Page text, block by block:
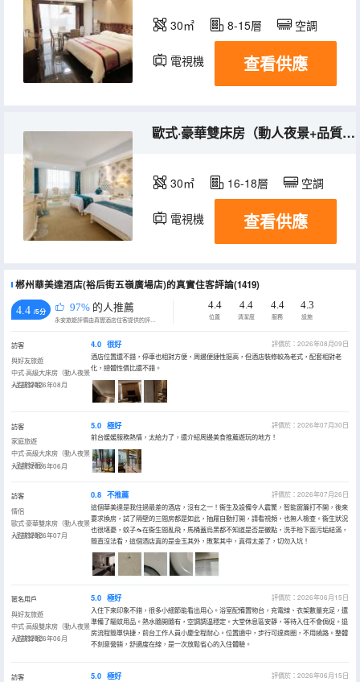
30㎡ 8-15層 空調
電視機 查看供應
歐式·豪華雙床房（動人夜景+品質好眠）
30㎡ 16-18層 空調
電視機 查看供應
郴州華美達酒店(裕后街五嶺廣場店)的真實住客評論(1419)
4.4 /5分 97% 的人推薦
永安旅遊評價由真實酒店住客提供的評價。
4.4
位置
4.4
清潔度
4.4
服務
4.3
設施
訪客
與好友旅遊
中式·高級大床房（動人夜景
+品質好眠）
入住於2026年08月
4.0 很好
評價於：2026年08月09日
酒店位置還不錯，停車也相對方便，周邊便捷性挺高，但酒店裝修較為老式，配套相對老
化，總體性價比還不錯。
訪客
家庭旅遊
中式·高級大床房（動人夜景
+品質好眠）
入住於2026年06月
5.0 極好
評價於：2026年07月30日
前台媛媛服務熱情，太給力了，還介紹周邊美食推薦遊玩的地方！
訪客
情侶
歐式·豪華雙床房（動人夜景
+品質好眠）
入住於2026年07月
0.8 不推薦
評價於：2026年07月26日
這個華美達是我住過最差的酒店，沒有之一！衞生及設備令人震驚，智能窗簾打不開，後來
要求換房，試了隔壁的三間房都是如此，抽屜自動打開，請看視頻，也無人檢查。衞生狀況
也很堪憂，蚊子🦟在衞生間亂飛，馬桶蓋烏黑都不知道是否是黴點，洗手枱下面污垢結滿，
簡直沒法看，這個酒店真的是金玉其外，敗絮其中，真得太差了，切勿入坑！
匿名用戶
與好友旅遊
中式·高級雙床房（動人夜景
+品質好眠）
入住於2026年06月
5.0 極好
評價於：2026年06月15日
入住下來印象不錯，很多小細節能看出用心。浴室配備置物台，充電線、衣架數量充足，還
準備了驅蚊用品。熱水隨開隨有，空調調温穩定。大堂休息區安靜，等待入住不會侷促。退
房流程簡單快捷，前台工作人員小慶全程耐心。位置適中，步行可達商圈，不用繞路。整體
不刻意營銷，舒適度在線，是一次放鬆省心的入住體驗。
訪客
5.0 極好
評價於：2026年06月15日